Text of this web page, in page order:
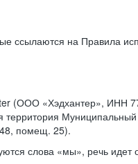
ссылаются на Правила
(ООО «Хэдхантер», ИНН
территория Муниципальный
помещ. 25).
слова «мы», речь